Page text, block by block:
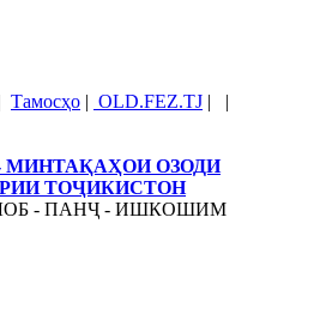
Тамосҳо | OLD.FEZ.TJ | |
МИНТАҚАҲОИ ОЗОДИ
ТОҶИКИСТОН
- ПАНҶ - ИШКОШИМ